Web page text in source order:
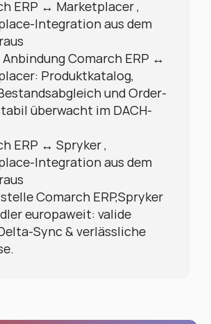
ERP ↔ Marketplacer ,
Integration aus dem
Comarch ERP ↔
Produktkatalog,
und Order-
überwacht im DACH-
ERP ↔ Spryker ,
Integration aus dem
Comarch ERP,Spryker
europaweit: valide
Sync & verlässliche